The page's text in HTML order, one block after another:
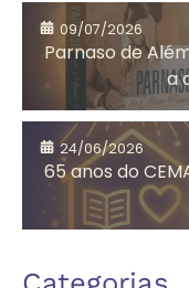
Assistência
Social
09/07/2026
Parnaso de
a
24/06/2026
65 anos do